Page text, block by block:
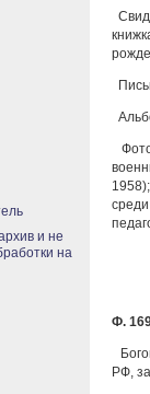
и не
на
Ф.
РФ,